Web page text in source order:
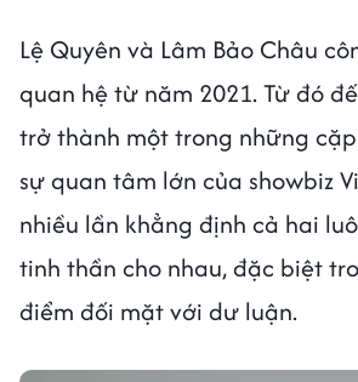
Lệ Quyên và Lâm Bảo Châu
quan hệ từ năm 2021. Từ đó
trở thành một trong những
sự quan tâm lớn của showbiz
nhiều lần khẳng định cả hai
tinh thần cho nhau, đặc biệt
điểm đối mặt với dư luận.